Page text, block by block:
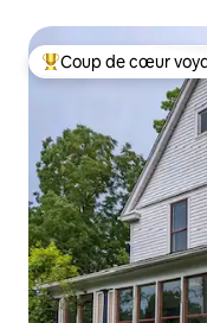
Coups de cœur
Coup de cœur